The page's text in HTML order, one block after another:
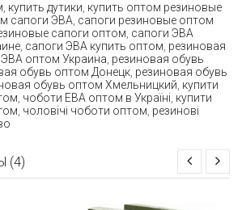
купить дутики купить оптом резиновые
сапоги ЭВА сапоги резиновые оптом
сапоги оптом сапоги ЭВА
сапоги ЭВА купить оптом резиновая
оптом Украина резиновая обувь
обувь оптом Донецк резиновая обувь
обувь оптом Хмельницкий купити
чоботи ЕВА оптом в Україні купити
чоловічі чоботи оптом резинові
(4)